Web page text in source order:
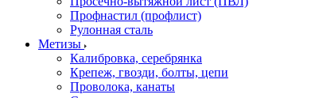
Профнастил (профлист)
Рулонная сталь
Метизы
Калибровка, серебрянка
Крепеж, гвозди, болты, цепи
Проволока, канаты